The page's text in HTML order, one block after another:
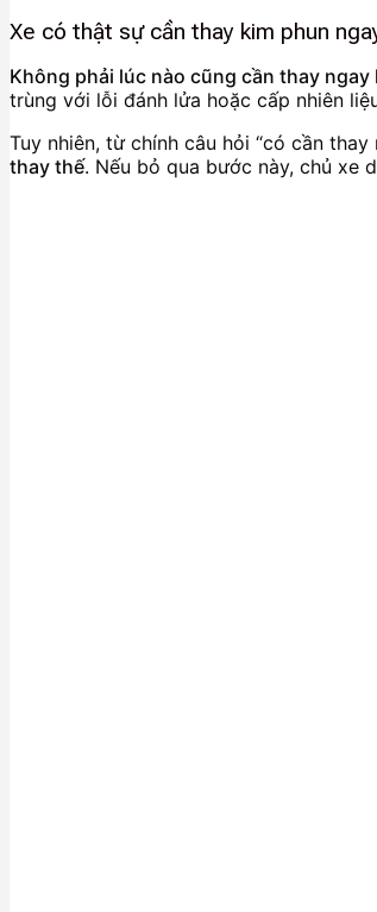
Xe có thật sự cần thay kim phun
Không phải lúc nào cũng cần thay ngay
trùng với lỗi đánh lửa hoặc cấp nhiên
Tuy nhiên, từ chính câu hỏi “có cần
thay thế. Nếu bỏ qua bước này, chủ xe